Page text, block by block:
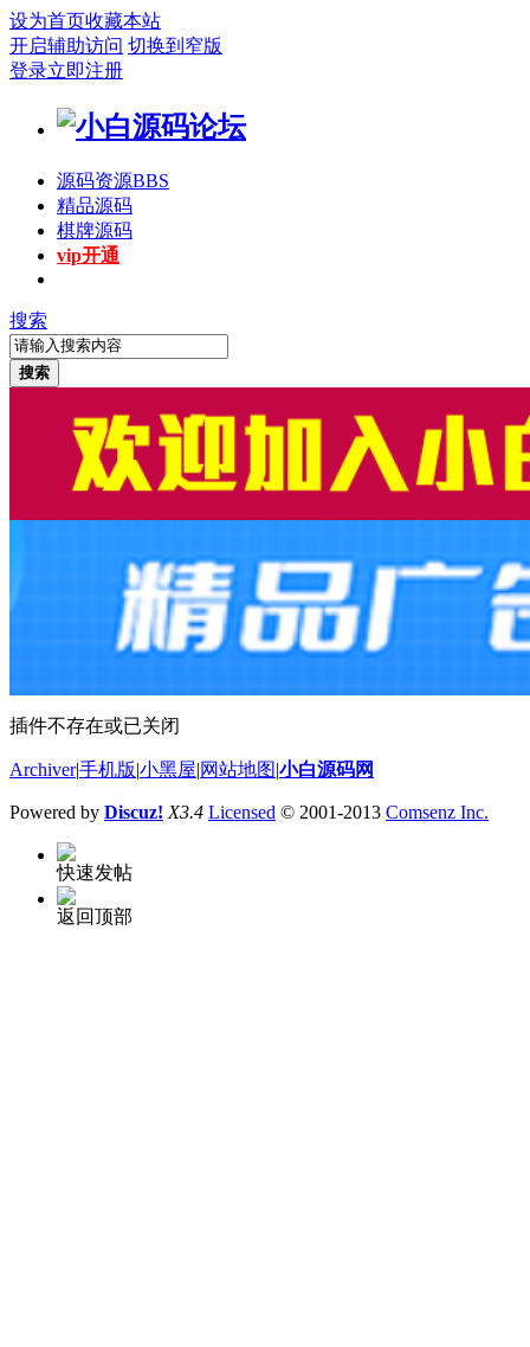
设为首页收藏本站
开启辅助访问 切换到窄版
登录立即注册
源码资源BBS
精品源码
棋牌源码
vip开通
搜索
搜索
插件不存在或已关闭
Archiver|手机版 小黑屋 网站地图 小白源码网
Powered by Discuz! X3.4 Licensed © 2001-2013 Comsenz Inc.
快速发帖
返回顶部